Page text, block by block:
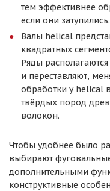
тем эффективнее
если они затупились.
Валы helical
квадратных
Ряды
и переставляют,
обработки у helical
твёрдых пород
волокон.
Чтобы удобнее было
выбирают
дополнительными
конструктивные